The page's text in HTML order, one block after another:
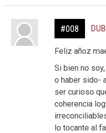
#008
Feliz añoz
Si bien no
o haber sido-
ser curioso
coherencia
lo tocante al